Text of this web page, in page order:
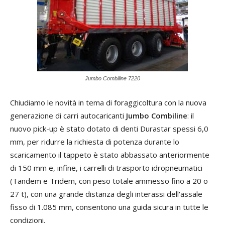
Jumbo Combiline 7220
Chiudiamo le novità in tema di foraggicoltura con la nuova
generazione di carri autocaricanti Jumbo Combiline: il
nuovo pick-up è stato dotato di denti Durastar spessi 6,0
mm, per ridurre la richiesta di potenza durante lo
scaricamento il tappeto è stato abbassato anteriormente
di 150 mm e, infine, i carrelli di trasporto idropneumatici
(Tandem e Tridem, con peso totale ammesso fino a 20 o
27 t), con una grande distanza degli interassi dell'assale
fisso di 1.085 mm, consentono una guida sicura in tutte le
condizioni.